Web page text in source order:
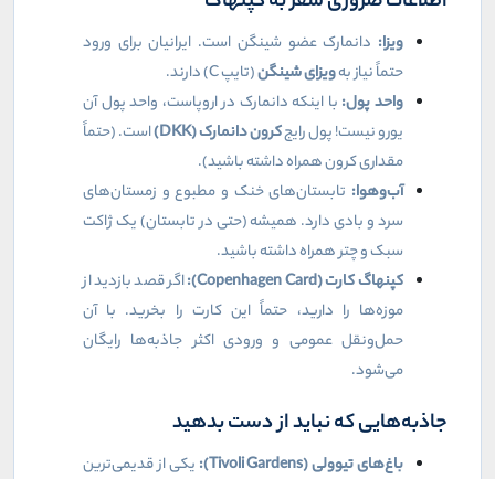
ویزا: دانمارک عضو شینگن است. ایرانیان برای ورود
حتماً نیاز بهویزای شینگن(تایپC) دارند.
واحد پول: با اینکه دانمارک در اروپاست، واحد پول آن
یورو نیست! پول رایجکرون دانمارک (DKK
)است. (حتماً
مقداری کرون همراه داشته باشید).
آب‌وهوا: تابستان‌های خنک و مطبوع و زمستان‌های
سرد و بادی دارد. همیشه (حتی در تابستان) یک ژاکت
سبک و چتر همراه داشته باشید.
کپنهاگ کارت (Copenhagen Card
):اگر قصد بازدید از
موزه‌ها را دارید، حتماً این کارت را بخرید. با آن
حمل‌ونقل عمومی و ورودی اکثر جاذبه‌ها رایگان
می‌شود.
جاذبه‌هایی که نباید از دست بدهید
باغ‌های تیوولی (Tivoli Gardens
): یکی از قدیمی‌ترین